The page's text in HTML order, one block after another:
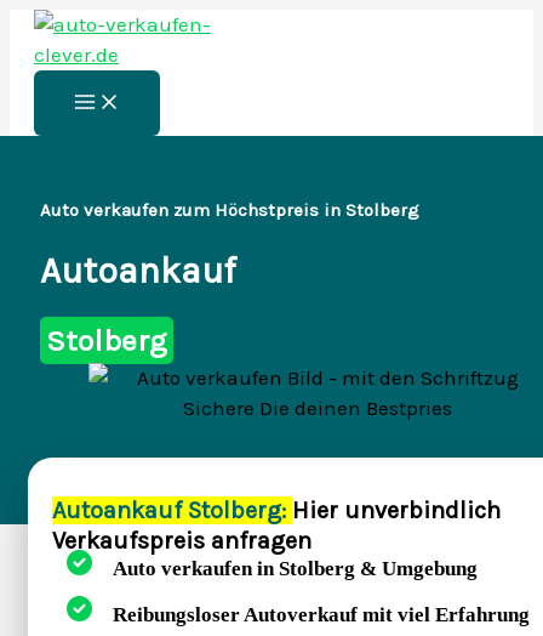
Zum
Inhalt
springen
Main
Menu
Auto verkaufen zum Höchstpreis in Stolberg
Autoankauf
Stolberg
Autoankauf Stolberg: Hier unverbindlich
Verkaufspreis anfragen
Auto verkaufen in Stolberg & Umgebung
Reibungsloser Autoverkauf mit viel Erfahrung